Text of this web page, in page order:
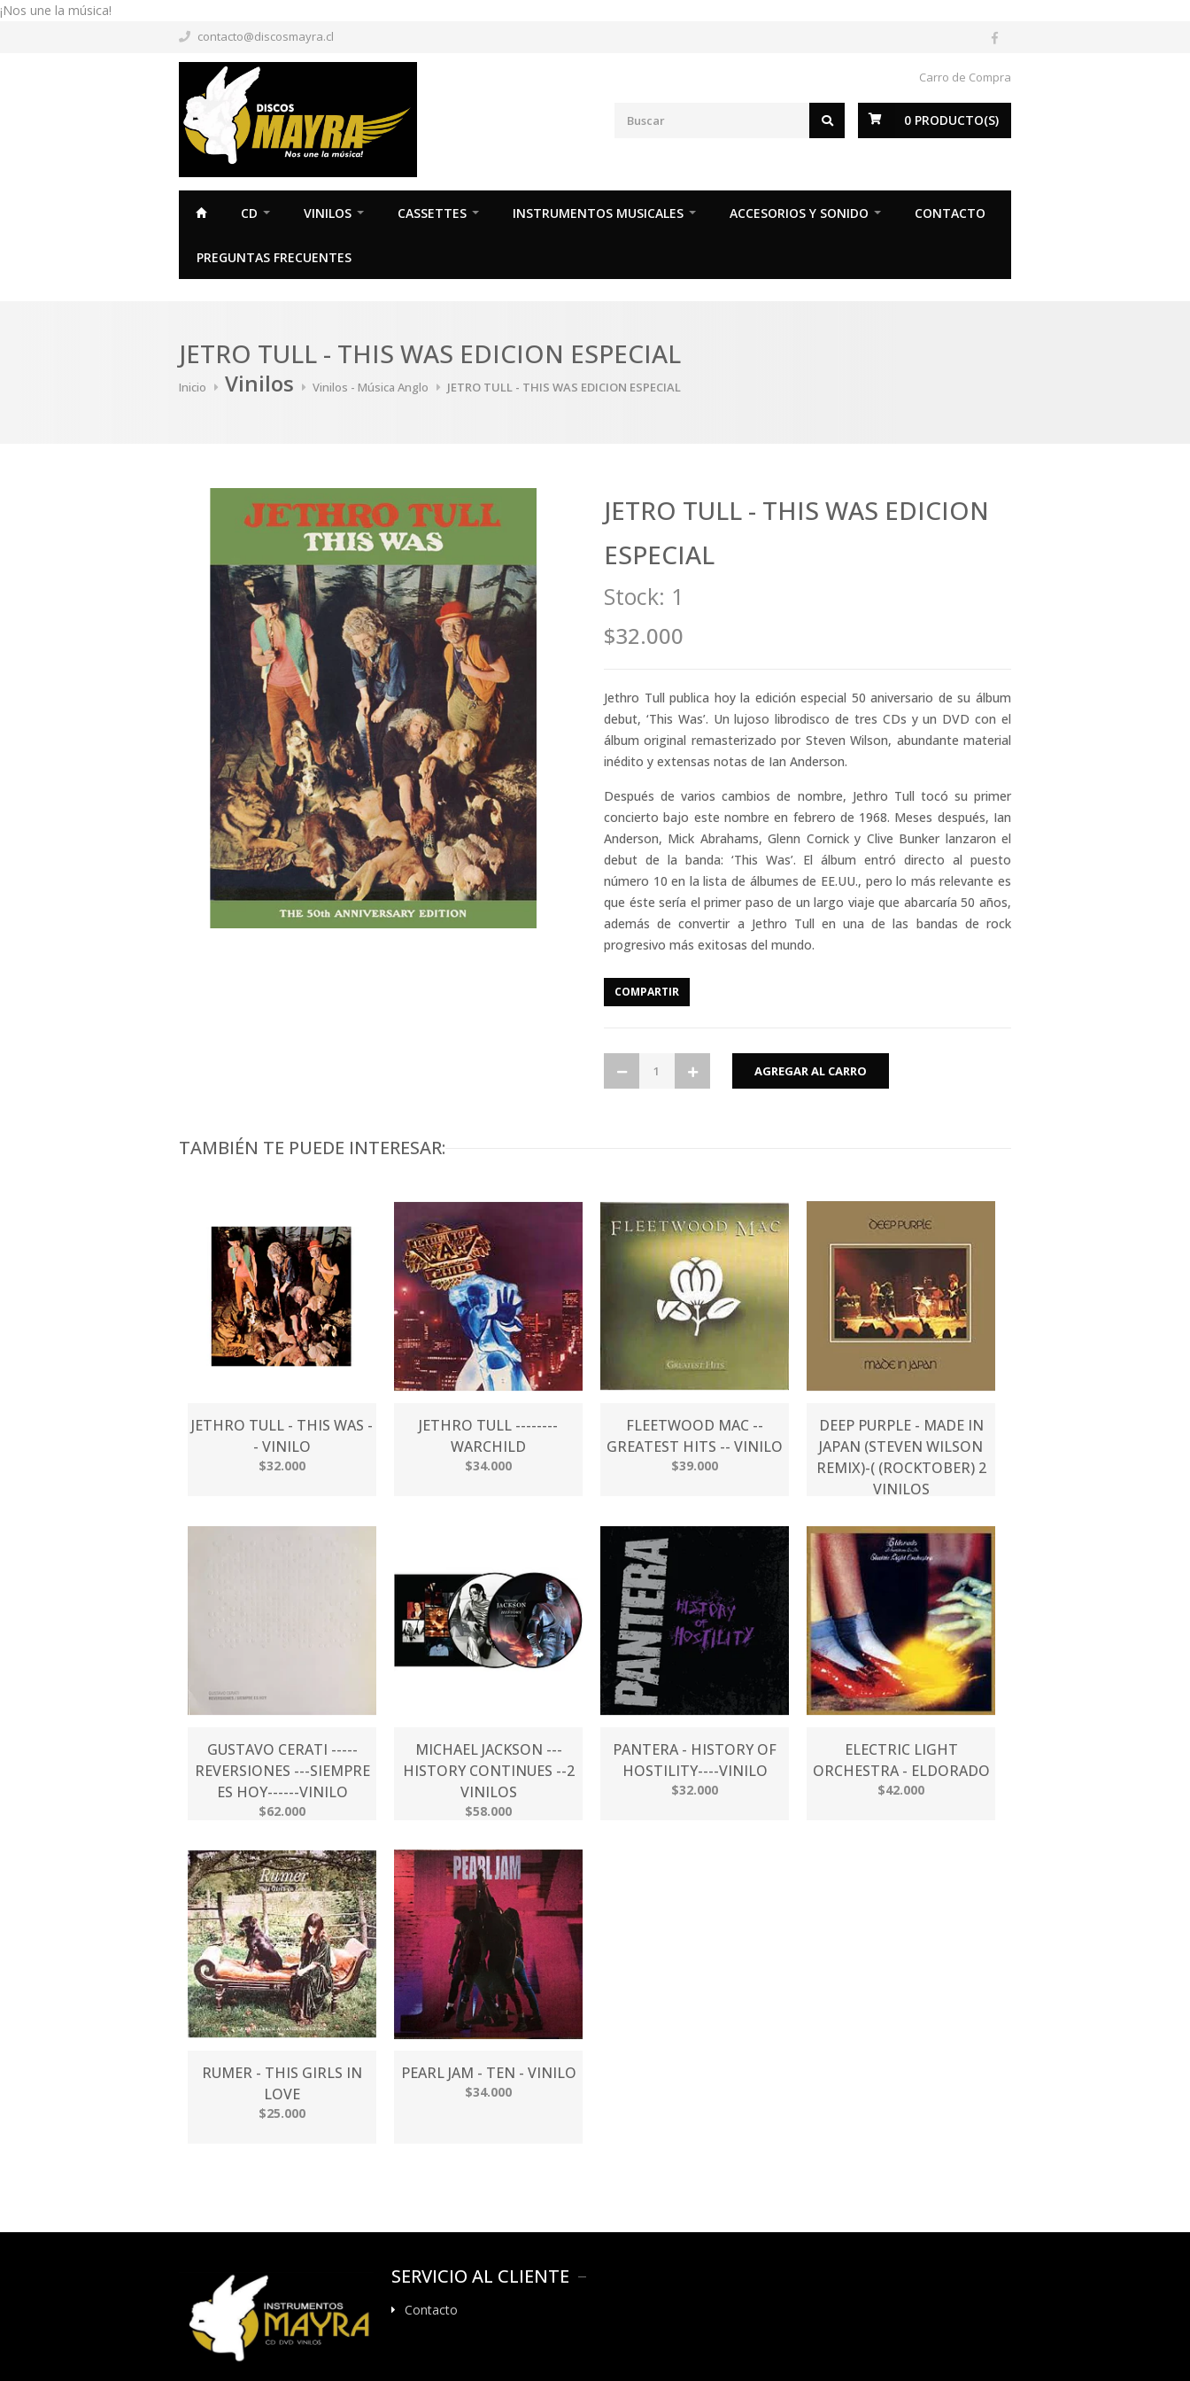
¡Nos une la música!
contacto@discosmayra.cl
Carro de Compra
0 PRODUCTO(S)
CD VINILOS CASSETTES INSTRUMENTOS MUSICALES ACCESORIOS Y SONIDO CONTACTO
PREGUNTAS FRECUENTES
JETRO TULL - THIS WAS EDICION ESPECIAL
Inicio Vinilos Vinilos - Música Anglo JETRO TULL - THIS WAS EDICION ESPECIAL
JETRO TULL - THIS WAS EDICION
ESPECIAL
Stock: 1
$32.000
Jethro Tull publica hoy la edición especial 50 aniversario de su álbum
debut, ‘This Was’. Un lujoso librodisco de tres CDs y un DVD con el
álbum original remasterizado por Steven Wilson, abundante material
inédito y extensas notas de Ian Anderson.
Después de varios cambios de nombre, Jethro Tull tocó su primer
concierto bajo este nombre en febrero de 1968. Meses después, Ian
Anderson, Mick Abrahams, Glenn Cornick y Clive Bunker lanzaron el
debut de la banda: ‘This Was’. El álbum entró directo al puesto
número 10 en la lista de álbumes de EE.UU., pero lo más relevante es
que éste sería el primer paso de un largo viaje que abarcaría 50 años,
además de convertir a Jethro Tull en una de las bandas de rock
progresivo más exitosas del mundo.
COMPARTIR
TAMBIÉN TE PUEDE INTERESAR:
JETHRO TULL - THIS WAS -
- VINILO
$32.000
JETHRO TULL --------
WARCHILD
$34.000
FLEETWOOD MAC --
GREATEST HITS -- VINILO
$39.000
DEEP PURPLE - MADE IN
JAPAN (STEVEN WILSON
REMIX)-( (ROCKTOBER) 2
VINILOS
GUSTAVO CERATI -----
REVERSIONES ---SIEMPRE
ES HOY------VINILO
$62.000
MICHAEL JACKSON ---
HISTORY CONTINUES --2
VINILOS
$58.000
PANTERA - HISTORY OF
HOSTILITY----VINILO
$32.000
ELECTRIC LIGHT
ORCHESTRA - ELDORADO
$42.000
RUMER - THIS GIRLS IN
LOVE
$25.000
PEARL JAM - TEN - VINILO
$34.000
SERVICIO AL CLIENTE
Contacto